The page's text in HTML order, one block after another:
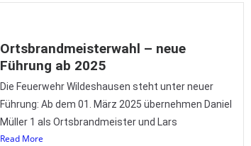
Ortsbrandmeisterwahl – neue
Führung ab 2025
Die Feuerwehr Wildeshausen steht unter neuer
Führung: Ab dem 01. März 2025 übernehmen Daniel
Müller 1 als Ortsbrandmeister und Lars
Read More